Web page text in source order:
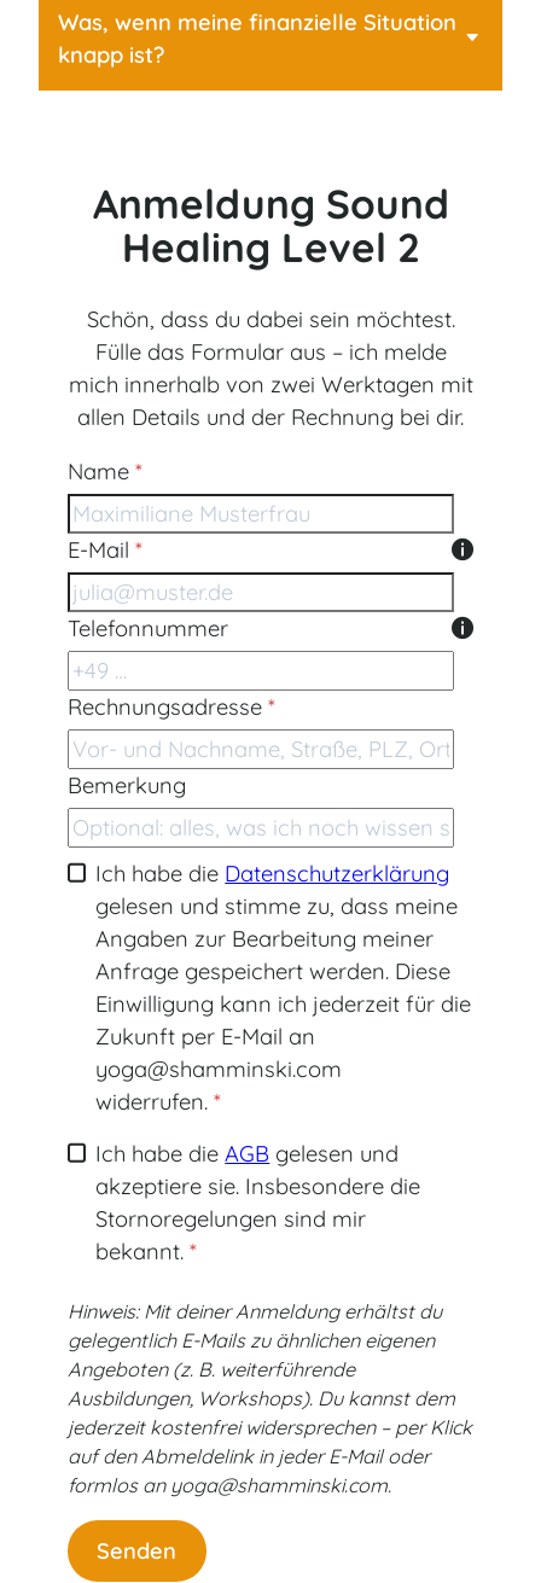
Was, wenn meine finanzielle Situation
knapp ist?
Anmeldung Sound
Healing Level 2
Schön, dass du dabei sein möchtest.
Fülle das Formular aus – ich melde
mich innerhalb von zwei Werktagen mit
allen Details und der Rechnung bei dir.
Formular überspringen
Name *
E-Mail *
Telefonnummer
Rechnungsadresse *
Bemerkung
Ich habe die Datenschutzerklärung
gelesen und stimme zu, dass meine
Angaben zur Bearbeitung meiner
Anfrage gespeichert werden. Diese
Einwilligung kann ich jederzeit für die
Zukunft per E-Mail an
yoga@shamminski.com
widerrufen. *
Ich habe dieAGB gelesen und
akzeptiere sie. Insbesondere die
Stornoregelungen sind mir
bekannt. *
Hinweis: Mit deiner Anmeldung erhältst du
gelegentlich E-Mails zu ähnlichen eigenen
Angeboten (z. B. weiterführende
Ausbildungen, Workshops). Du kannst dem
jederzeit kostenfrei widersprechen – per Klick
auf den Abmeldelink in jeder E-Mail oder
formlos an yoga@shamminski.com.
Senden